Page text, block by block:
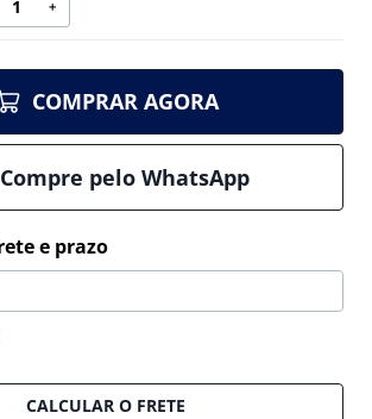
＋
COMPRAR AGORA
Compre pelo WhatsApp
CALCULAR O FRETE